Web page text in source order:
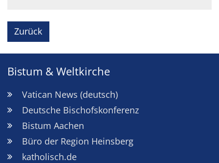
Zurück
Bistum & Weltkirche
Vatican News (deutsch)
Deutsche Bischofskonferenz
Bistum Aachen
Büro der Region Heinsberg
katholisch.de